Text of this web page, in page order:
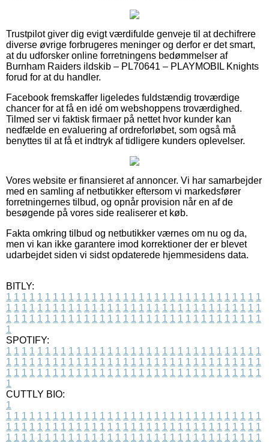
Trustpilot giver dig evigt værdifulde genveje til at dechifrere
diverse øvrige forbrugeres meninger og derfor er det smart,
at du udforsker online forretningens bedømmelser af
Burnham Raiders ildskib – PL70641 – PLAYMOBIL Knights
forud for at du handler.
Facebook fremskaffer ligeledes fuldstændig troværdige
chancer for at få en idé om webshoppens troværdighed.
Tilmed ser vi faktisk firmaer på nettet hvor kunder kan
nedfælde en evaluering af ordreforløbet, som også må
benyttes til at få et indtryk af tidligere kunders oplevelser.
Vores website er finansieret af annoncer. Vi har samarbejder
med en samling af netbutikker eftersom vi markedsfører
forretningernes tilbud, og opnår provision når en af de
besøgende på vores side realiserer et køb.
Fakta omkring tilbud og netbutikker værnes om nu og da,
men vi kan ikke garantere imod korrektioner der er blevet
udarbejdet siden vi sidst opdaterede hjemmesidens data.
BITLY:
1 1 1 1 1 1 1 1 1 1 1 1 1 1 1 1 1 1 1 1 1 1 1 1 1 1 1 1 1 1 1 1 1
1 1 1 1 1 1 1 1 1 1 1 1 1 1 1 1 1 1 1 1 1 1 1 1 1 1 1 1 1 1 1 1 1
1 1 1 1 1 1 1 1 1 1 1 1 1 1 1 1 1 1 1 1 1 1 1 1 1 1 1 1 1 1 1 1 1
1
SPOTIFY:
1 1 1 1 1 1 1 1 1 1 1 1 1 1 1 1 1 1 1 1 1 1 1 1 1 1 1 1 1 1 1 1 1
1 1 1 1 1 1 1 1 1 1 1 1 1 1 1 1 1 1 1 1 1 1 1 1 1 1 1 1 1 1 1 1 1
1 1 1 1 1 1 1 1 1 1 1 1 1 1 1 1 1 1 1 1 1 1 1 1 1 1 1 1 1 1 1 1 1
1
CUTTLY BIO:
1
1 1 1 1 1 1 1 1 1 1 1 1 1 1 1 1 1 1 1 1 1 1 1 1 1 1 1 1 1 1 1 1 1
1 1 1 1 1 1 1 1 1 1 1 1 1 1 1 1 1 1 1 1 1 1 1 1 1 1 1 1 1 1 1 1 1
1 1 1 1 1 1 1 1 1 1 1 1 1 1 1 1 1 1 1 1 1 1 1 1 1 1 1 1 1 1 1 1 1